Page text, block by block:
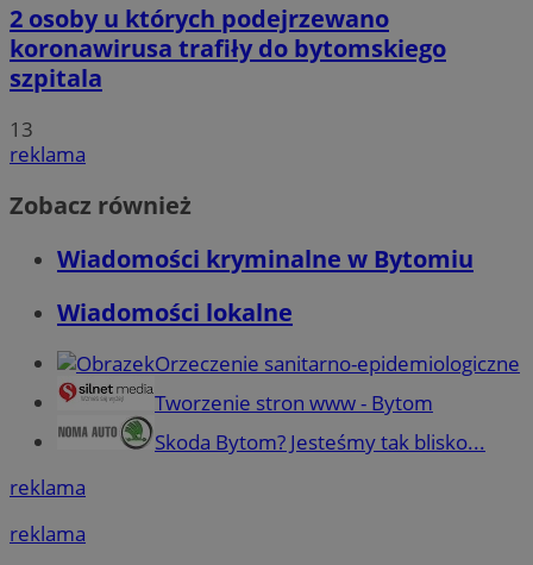
2 osoby u których podejrzewano
koronawirusa trafiły do bytomskiego
szpitala
13
reklama
Zobacz również
Wiadomości kryminalne w Bytomiu
Wiadomości lokalne
Orzeczenie sanitarno-epidemiologiczne
Tworzenie stron www - Bytom
Skoda Bytom? Jesteśmy tak blisko...
reklama
reklama